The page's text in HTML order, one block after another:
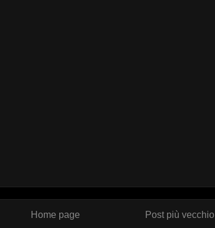
Post più vecchio
Home page